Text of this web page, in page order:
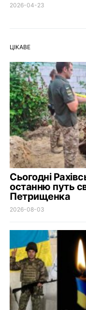
2026-04-23
ЦІКАВЕ
Сьогодні
останню путь
Петрищенка
2026-08-03